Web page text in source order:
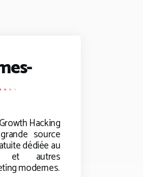
Growth Hacking
source
dédiée au
et autres
modernes.